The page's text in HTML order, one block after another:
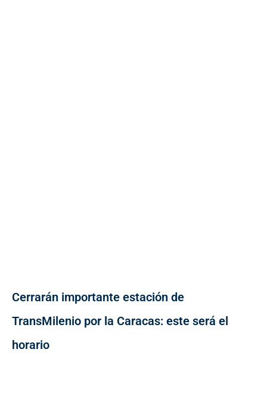
Cerrarán importante estación de
TransMilenio por la Caracas: este será el
horario